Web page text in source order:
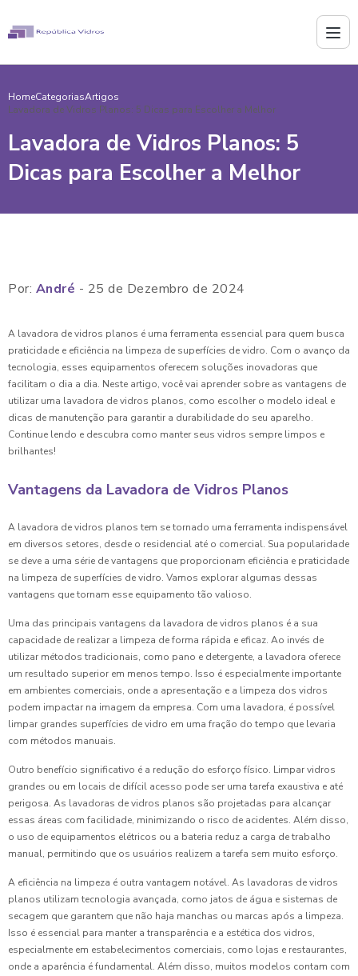
HomeCategoriasArtigos
Lavadora de Vidros Planos: 5 Dicas para Escolher a Melhor
Lavadora de Vidros Planos: 5
Dicas para Escolher a Melhor
Por: André - 25 de Dezembro de 2024
A lavadora de vidros planos é uma ferramenta essencial para quem busca
praticidade e eficiência na limpeza de superfícies de vidro. Com o avanço da
tecnologia, esses equipamentos oferecem soluções inovadoras que
facilitam o dia a dia. Neste artigo, você vai aprender sobre as vantagens de
utilizar uma lavadora de vidros planos, como escolher o modelo ideal e
dicas de manutenção para garantir a durabilidade do seu aparelho.
Continue lendo e descubra como manter seus vidros sempre limpos e
brilhantes!
Vantagens da Lavadora de Vidros Planos
A lavadora de vidros planos tem se tornado uma ferramenta indispensável
em diversos setores, desde o residencial até o comercial. Sua popularidade
se deve a uma série de vantagens que proporcionam eficiência e praticidade
na limpeza de superfícies de vidro. Vamos explorar algumas dessas
vantagens que tornam esse equipamento tão valioso.
Uma das principais vantagens da lavadora de vidros planos é a sua
capacidade de realizar a limpeza de forma rápida e eficaz. Ao invés de
utilizar métodos tradicionais, como pano e detergente, a lavadora oferece
um resultado superior em menos tempo. Isso é especialmente importante
em ambientes comerciais, onde a apresentação e a limpeza dos vidros
podem impactar na imagem da empresa. Com uma lavadora, é possível
limpar grandes superfícies de vidro em uma fração do tempo que levaria
com métodos manuais.
Outro benefício significativo é a redução do esforço físico. Limpar vidros
grandes ou em locais de difícil acesso pode ser uma tarefa exaustiva e até
perigosa. As lavadoras de vidros planos são projetadas para alcançar
essas áreas com facilidade, minimizando o risco de acidentes. Além disso,
o uso de equipamentos elétricos ou a bateria reduz a carga de trabalho
manual, permitindo que os usuários realizem a tarefa sem muito esforço.
A eficiência na limpeza é outra vantagem notável. As lavadoras de vidros
planos utilizam tecnologia avançada, como jatos de água e sistemas de
secagem que garantem que não haja manchas ou marcas após a limpeza.
Isso é essencial para manter a transparência e a estética dos vidros,
especialmente em estabelecimentos comerciais, como lojas e restaurantes,
onde a aparência é fundamental. Além disso, muitos modelos contam com